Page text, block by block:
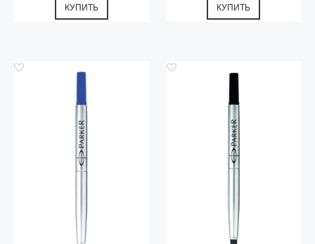
КУПИТЬ КУПИТЬ